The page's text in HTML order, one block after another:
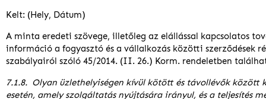
Kelt: (Hely, Dátum)
A minta eredeti szövege, illetőleg az elállással kapcsolatos
információ a fogyasztó és a vállalkozás közötti szerződések
szabályairól szóló 45/2014. (II. 26.) Korm. rendeletben
7.1.8. Olyan üzlethelyiségen kívül kötött és távollévők között
esetén, amely szolgáltatás nyújtására irányul, és a teljesítés